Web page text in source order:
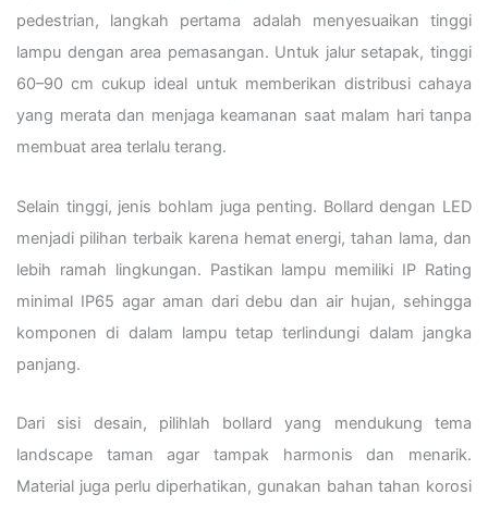
pedestrian, langkah pertama adalah menyesuaikan tinggi
lampu dengan area pemasangan. Untuk jalur setapak, tinggi
60–90 cm cukup ideal untuk memberikan distribusi cahaya
yang merata dan menjaga keamanan saat malam hari tanpa
membuat area terlalu terang.
Selain tinggi, jenis bohlam juga penting. Bollard dengan LED
menjadi pilihan terbaik karena hemat energi, tahan lama, dan
lebih ramah lingkungan. Pastikan lampu memiliki IP Rating
minimal IP65 agar aman dari debu dan air hujan, sehingga
komponen di dalam lampu tetap terlindungi dalam jangka
panjang.
Dari sisi desain, pilihlah bollard yang mendukung tema
landscape taman agar tampak harmonis dan menarik.
Material juga perlu diperhatikan, gunakan bahan tahan korosi